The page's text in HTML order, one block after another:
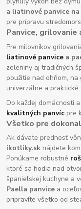
a liatinové panvice
pre prípravu
Panvice, grilovanie
Pre milovníkov
liatinové panvice a
zeleniny aj tradičných
použitie nad ohňom,
univerzálne a praktické.
Do každej domácnosti
kvalitných panvíc pre
Všetko pre
Ak dávate prednosť
ikotliky.sk nájdete
Ponúkame robustné
ktoré sa hodia nad
španielskej kuchyne a
Paella panvice a
pripravíte všetko od